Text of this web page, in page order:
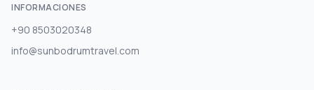
INFORMACIONES
+90 8503020348
info@sunbodrumtravel.com